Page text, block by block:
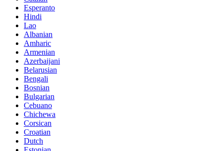
Esperanto
Hindi
Lao
Albanian
Amharic
Armenian
Azerbaijani
Belarusian
Bengali
Bosnian
Bulgarian
Cebuano
Chichewa
Corsican
Croatian
Dutch